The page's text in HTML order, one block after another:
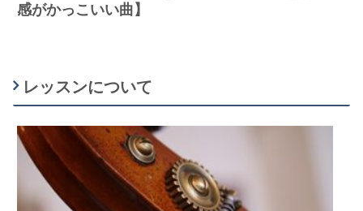
感がかっこいい曲】
レッスンについて